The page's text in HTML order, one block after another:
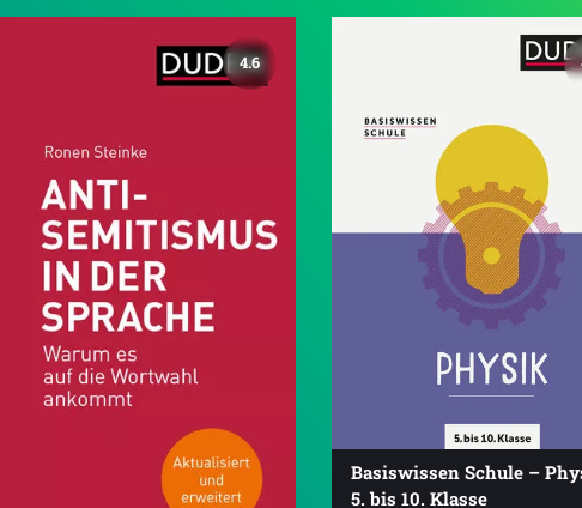
4.6
Basiswissen Schule –
5. bis 10. Klasse